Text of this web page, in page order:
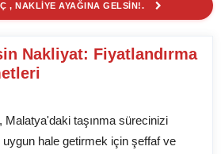
, NAKLİYE AYAĞINA GELSİN!.
Nakliyat: Fiyatlandırma
taşınma sürecinizi
hale getirmek için şeffaf ve